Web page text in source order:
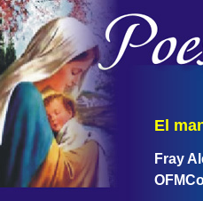
El
Fray